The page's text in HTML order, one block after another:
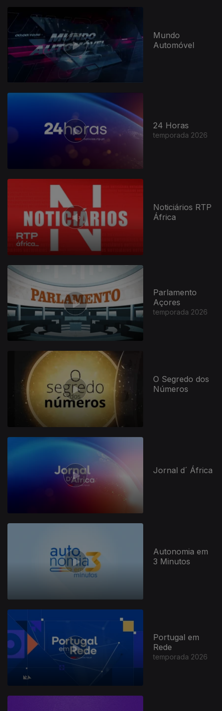
Mundo
Automóvel
24 Horas
temporada 2026
Noticiários RTP
África
Parlamento
Açores
temporada 2026
O Segredo dos
Números
Jornal d´ África
Autonomia em
3 Minutos
Portugal em
Rede
temporada 2026